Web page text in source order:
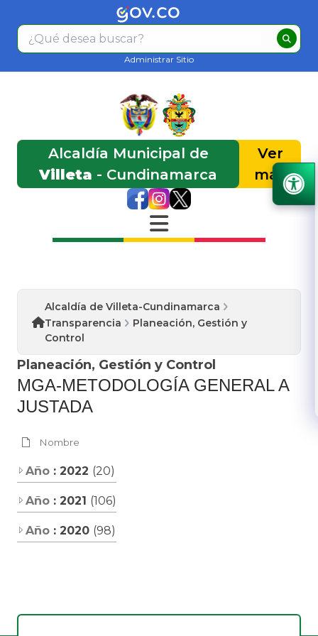
Administrar Sitio
Alcaldía Municipal de
Villeta - Cundinamarca
Ver
más
Alcaldía de Villeta-Cundinamarca
Transparencia
Planeación, Gestión y
Control
Planeación, Gestión y Control
MGA-METODOLOGÍA GENERAL A​
JUSTADA
Nombre
Año : 2022 (20)
Año : 2021 (106)
Año : 2020 (98)